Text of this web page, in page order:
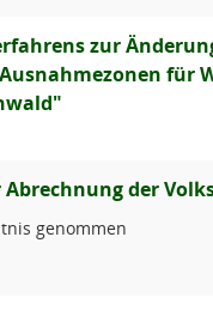
zur
für
der
genommen